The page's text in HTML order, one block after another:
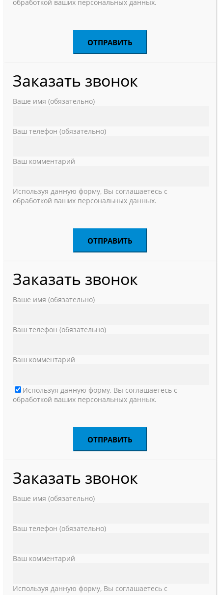
обработкой ваших персональных данных.
Заказать звонок
Ваше имя (обязательно)
Ваш телефон (обязательно)
Ваш комментарий
Используя данную форму, Вы соглашаетесь с
обработкой ваших персональных данных.
Заказать звонок
Ваше имя (обязательно)
Ваш телефон (обязательно)
Ваш комментарий
Используя данную форму, Вы соглашаетесь с
обработкой ваших персональных данных.
Заказать звонок
Ваше имя (обязательно)
Ваш телефон (обязательно)
Ваш комментарий
Используя данную форму, Вы соглашаетесь с